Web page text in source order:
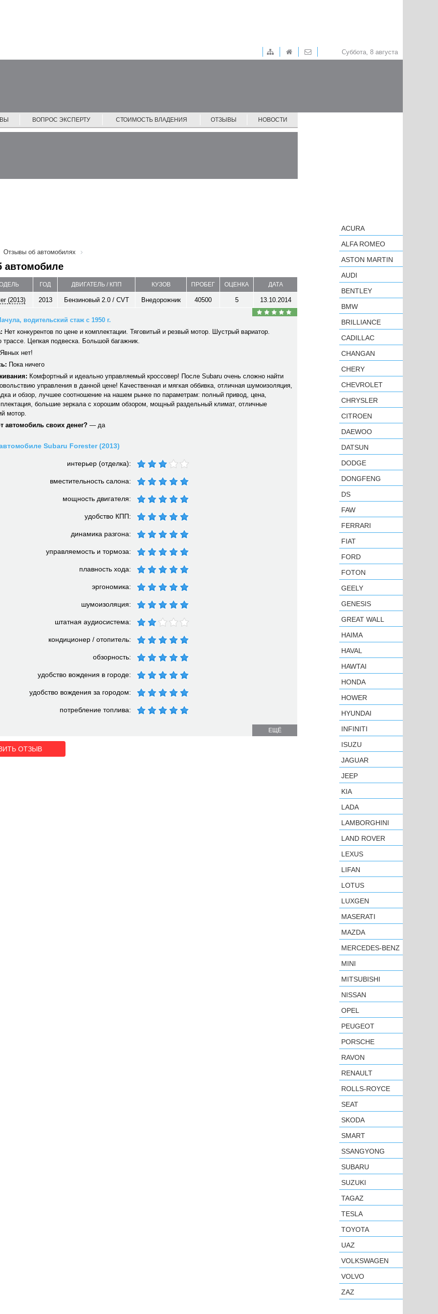
Суббота, 8 августа
ВОПРОС ЭКСПЕРТУ СТОИМОСТЬ ВЛАДЕНИЯ ОТЗЫВЫ НОВОСТИ
Отзывы об автомобилях
автомобиле
ГОД ДВИГАТЕЛЬ / КПП КУЗОВ ПРОБЕГ ОЦЕНКА ДАТА
(2013) 2013 Бензиновый 2.0 / CVT Внедорожник 40500 5 13.10.2014
водительский стаж с 1950 г.
Нет конкурентов по цене и комплектации. Тяговитый и резвый мотор. Шустрый вариатор.
трассе. Цепкая подвеска. Большой багажник.
нет!
Пока ничего
Комфортный и идеально управляемый кроссовер! После Subaru очень сложно найти
управления в данной цене! Качественная и мягкая оббивка, отличная шумоизоляция,
и обзор, лучшее соотношение на нашем рынке по параметрам: полный привод, цена,
большие зеркала с хорошим обзором, мощный раздельный климат, отличные
мотор.
автомобиль своих денег? — да
Subaru Forester (2013)
интерьер (отделка):
вместительность салона:
мощность двигателя:
удобство КПП:
динамика разгона:
управляемость и тормоза:
плавность хода:
эргономика:
шумоизоляция:
штатная аудиосистема:
кондиционер / отопитель:
обзорность:
удобство вождения в городе:
удобство вождения за городом:
потребление топлива:
ЕЩЁ
ОТЗЫВ
ACURA
ALFA ROMEO
ASTON MARTIN
AUDI
BENTLEY
BMW
BRILLIANCE
CADILLAC
CHANGAN
CHERY
CHEVROLET
CHRYSLER
CITROEN
DAEWOO
DATSUN
DODGE
DONGFENG
DS
FAW
FERRARI
FIAT
FORD
FOTON
GEELY
GENESIS
GREAT WALL
HAIMA
HAVAL
HAWTAI
HONDA
HOWER
HYUNDAI
INFINITI
ISUZU
JAGUAR
JEEP
KIA
LADA
LAMBORGHINI
LAND ROVER
LEXUS
LIFAN
LOTUS
LUXGEN
MASERATI
MAZDA
MERCEDES-BENZ
MINI
MITSUBISHI
NISSAN
OPEL
PEUGEOT
PORSCHE
RAVON
RENAULT
ROLLS-ROYCE
SEAT
SKODA
SMART
SSANGYONG
SUBARU
SUZUKI
TAGAZ
TESLA
TOYOTA
UAZ
VOLKSWAGEN
VOLVO
ZAZ